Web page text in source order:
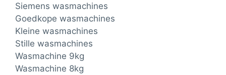
Siemens wasmachines
Goedkope wasmachines
Kleine wasmachines
Stille wasmachines
Wasmachine 9kg
Wasmachine 8kg